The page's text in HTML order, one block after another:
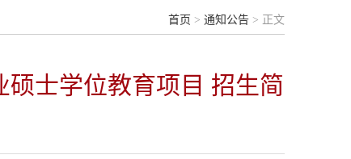
首页 > 通知公告 > 正文
士学位教育项目 招生简